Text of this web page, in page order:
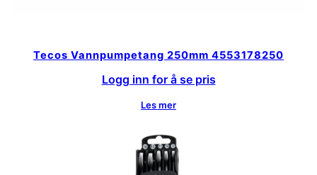
Tecos Vannpumpetang 250mm 4553178250
Logg inn for å se pris
Les mer